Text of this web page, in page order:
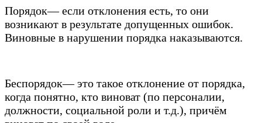
Порядок— если отклонения есть, то они
возникают в результате допущенных ошибок.
Виновные в нарушении порядка наказываются.
Беспорядок— это такое отклонение от порядка,
когда понятно, кто виноват (по персоналии,
должности, социальной роли и т.д.), причём